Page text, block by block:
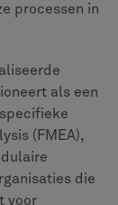
op rollen
De keuze
hebben op
met de